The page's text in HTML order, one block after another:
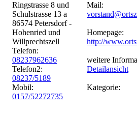
Ringstrasse 8 und
Schulstrasse 13 a
86574 Petersdorf -
Hohenried und
Willprechtszell
Telefon:
08237962636
Telefon2:
08237/5189
Mobil:
0157/52272735
Mail:
Homepage:
http://
weitere
Detailansicht
Kategorie: